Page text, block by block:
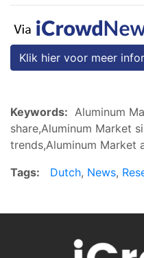
Klik hier voor meer
Keywords: Aluminum
share,Aluminum Market
trends,Aluminum Market
Tags:
Dutch, News,